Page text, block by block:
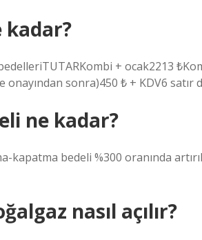
kadar?
+ ocak2213 ₺
onayından sonra)450 ₺ + KDV6 satır
ne kadar?
bedeli %300 oranında
nasıl açılır?